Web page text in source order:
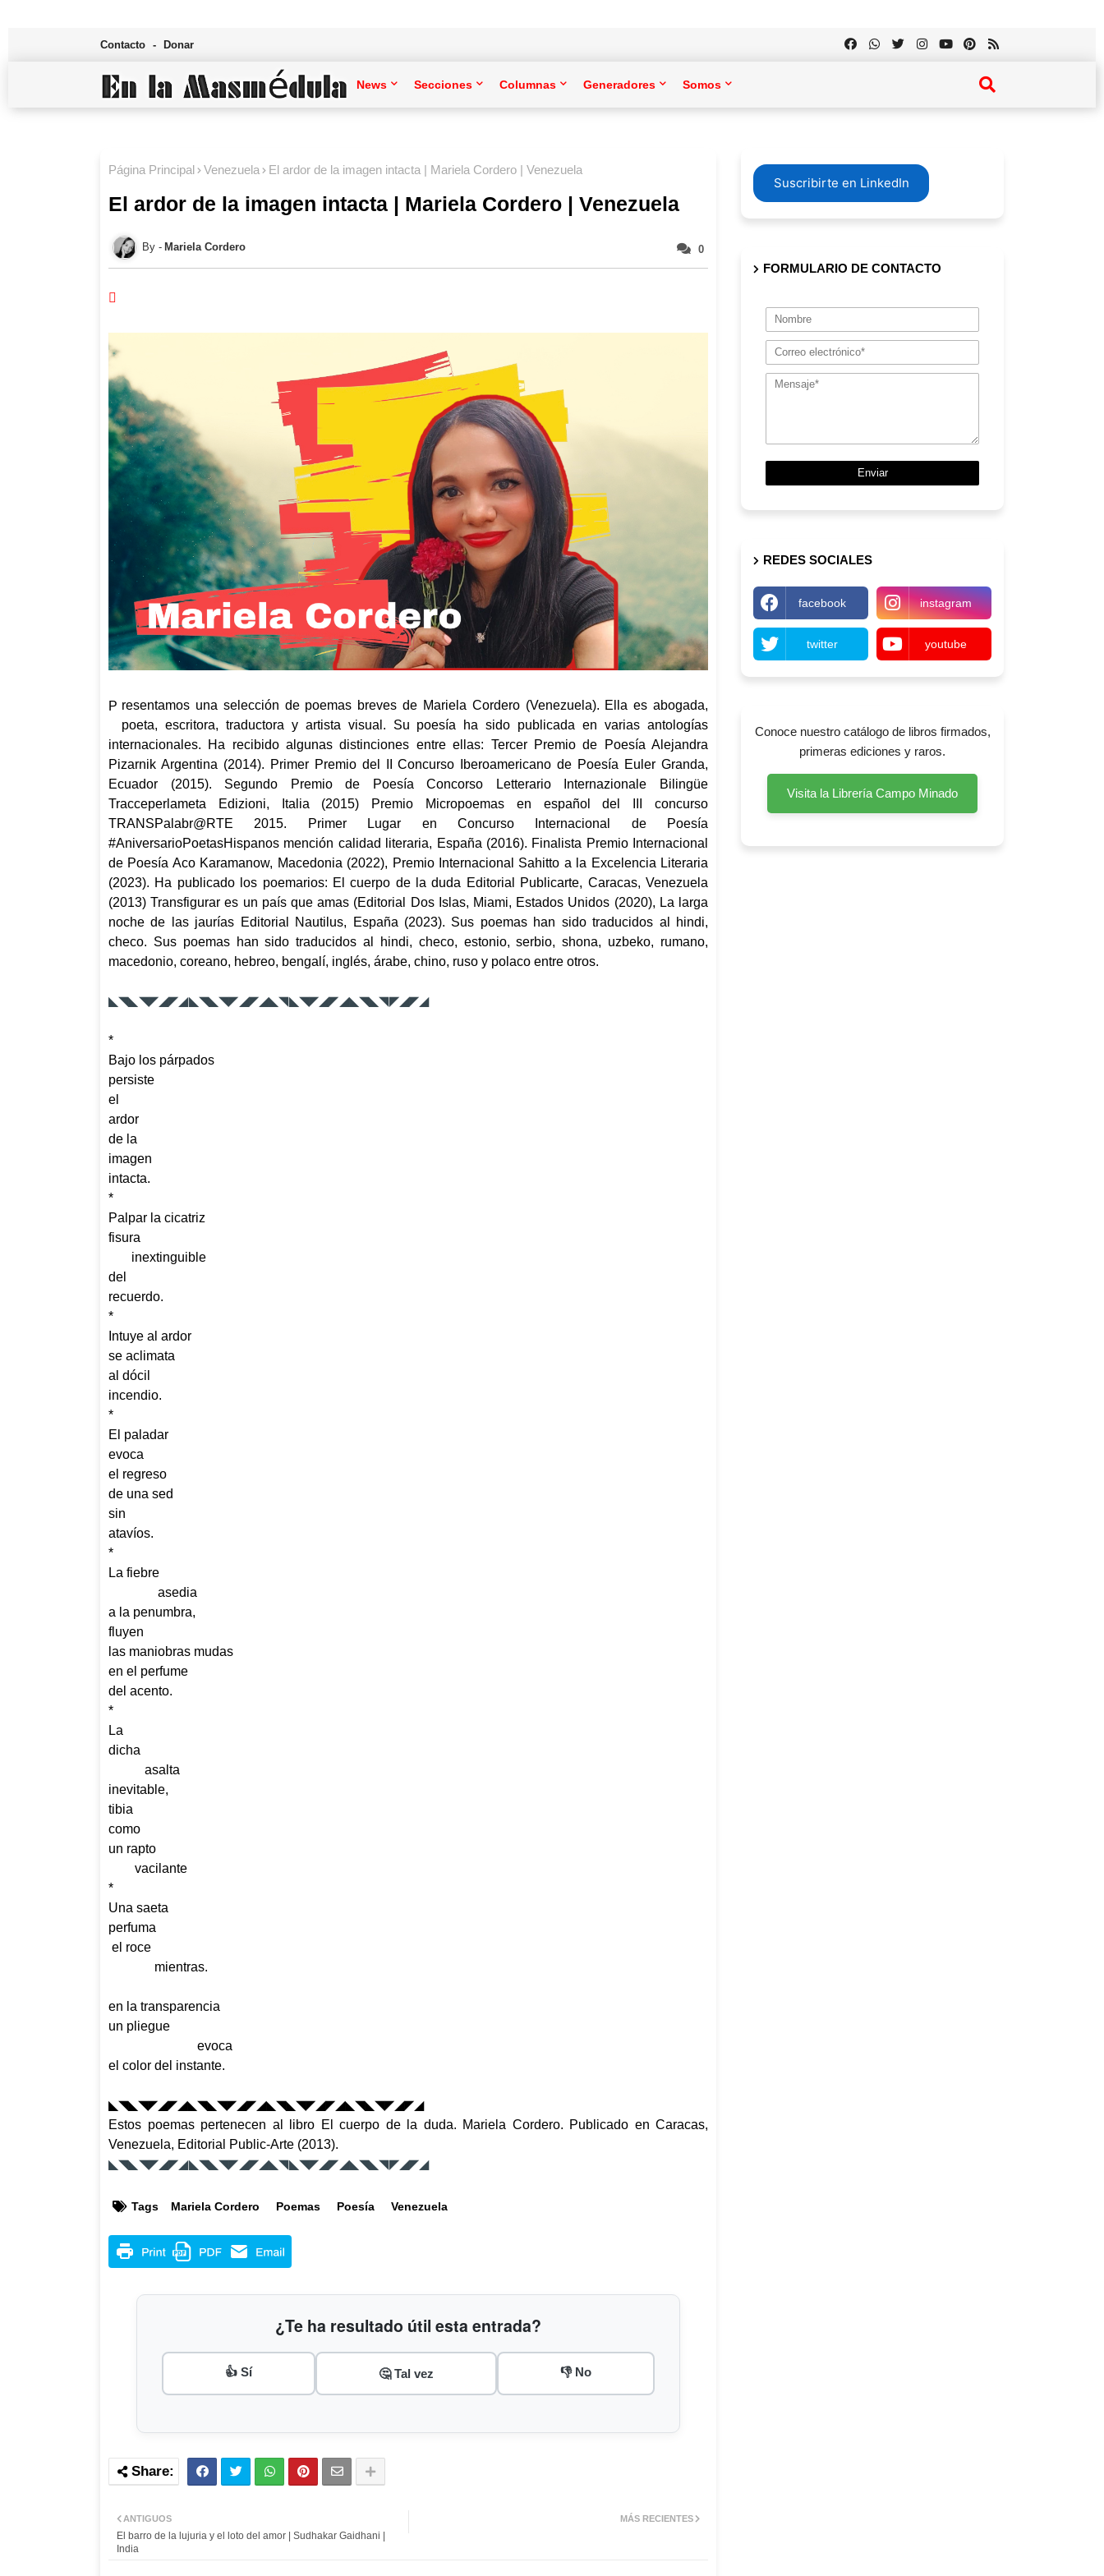
Contacto Donar
News Secciones Columnas Generadores Somos
Página Principal Venezuela El ardor de la imagen intacta | Mariela Cordero | Venezuela
El ardor de la imagen intacta | Mariela Cordero | Venezuela
0
Mariela Cordero
P resentamos una selección de poemas breves de Mariela Cordero (Venezuela). Ella es abogada,
poeta, escritora, traductora y artista visual. Su poesía ha sido publicada en varias antologías
internacionales. Ha recibido algunas distinciones entre ellas: Tercer Premio de Poesía Alejandra
Pizarnik Argentina (2014). Primer Premio del II Concurso Iberoamericano de Poesía Euler Granda,
Ecuador (2015). Segundo Premio de Poesía Concorso Letterario Internazionale Bilingüe
Tracceperlameta Edizioni, Italia (2015) Premio Micropoemas en español del III concurso
TRANSPalabr@RTE 2015. Primer Lugar en Concurso Internacional de Poesía
#AniversarioPoetasHispanos mención calidad literaria, España (2016). Finalista Premio Internacional
de Poesía Aco Karamanow, Macedonia (2022), Premio Internacional Sahitto a la Excelencia Literaria
(2023). Ha publicado los poemarios: El cuerpo de la duda Editorial Publicarte, Caracas, Venezuela
(2013)Transfigurar es un país que amas (Editorial Dos Islas, Miami, Estados Unidos (2020), La larga
noche de las jaurías Editorial Nautilus, España (2023). Sus poemas han sido traducidos al hindi,
checo. Sus poemas han sido traducidos al hindi, checo, estonio, serbio, shona, uzbeko, rumano,
macedonio, coreano, hebreo, bengalí, inglés, árabe, chino, ruso y polaco entre otros.
◣◥◣◥◤◢◤◢◣◥◣◥◤◢◤◢◣◥◣◥◤◢◤◢◣◥◣◥◤◢◤◢
*
Bajo los párpados
persiste
el
ardor
de la
imagen
intacta.
*
Palpar la cicatriz
fisura
inextinguible
del
recuerdo.
*
Intuye al ardor
se aclimata
al dócil
incendio.
*
El paladar
evoca
el regreso
de una sed
sin
atavíos.
*
La fiebre
asedia
a la penumbra,
fluyen
las maniobras mudas
en el perfume
del acento.
*
La
dicha
asalta
inevitable,
tibia
como
un rapto
vacilante
*
Una saeta
perfuma
el roce
mientras.
en la transparencia
un pliegue
evoca
el color del instante.
◣◥◣◥◤◢◤◢◣◥◣◥◤◢◤◢◣◥◣◥◤◢◤◢◣◥◣◥◤◢◤◢
Estos poemas pertenecen al libro El cuerpo de la duda. Mariela Cordero. Publicado en Caracas,
Venezuela, Editorial Public-Arte (2013).
◣◥◣◥◤◢◤◢◣◥◣◥◤◢◤◢◣◥◣◥◤◢◤◢◣◥◣◥◤◢◤◢
Tags Mariela Cordero Poemas Poesía Venezuela
¿Te ha resultado útil esta entrada?
👍 Sí 🤔 Tal vez 👎 No
MÁS RECIENTES
ANTIGUOS
El barro de la lujuria y el loto del amor | Sudhakar Gaidhani |
India
Suscribirte en LinkedIn
FORMULARIO DE CONTACTO
REDES SOCIALES
facebook instagram
twitter youtube
Conoce nuestro catálogo de libros firmados,
primeras ediciones y raros.
Visita la Librería Campo Minado